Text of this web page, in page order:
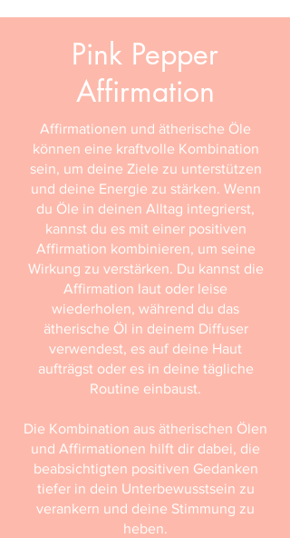
Pink Pepper
Affirmation
Affirmationen und ätherische Öle
können eine kraftvolle Kombination
sein, um deine Ziele zu unterstützen
und deine Energie zu stärken. Wenn
du Öle in deinen Alltag integrierst,
kannst du es mit einer positiven
Affirmation kombinieren, um seine
Wirkung zu verstärken. Du kannst die
Affirmation laut oder leise
wiederholen, während du das
ätherische Öl in deinem Diffuser
verwendest, es auf deine Haut
aufträgst oder es in deine tägliche
Routine einbaust.
Die Kombination aus ätherischen Ölen
und Affirmationen hilft dir dabei, die
beabsichtigten positiven Gedanken
tiefer in dein Unterbewusstsein zu
verankern und deine Stimmung zu
heben.